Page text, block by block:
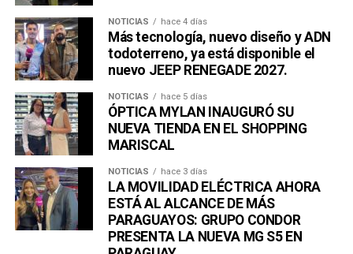
NOTICIAS hace 4 días
Más tecnología, nuevo diseño y ADN
todoterreno, ya está disponible el
nuevo JEEP RENEGADE 2027.
NOTICIAS hace 5 días
ÓPTICA MYLAN INAUGURÓ SU
NUEVA TIENDA EN EL SHOPPING
MARISCAL
NOTICIAS hace 3 días
LA MOVILIDAD ELÉCTRICA AHORA
ESTÁ AL ALCANCE DE MÁS
PARAGUAYOS: GRUPO CONDOR
PRESENTA LA NUEVA MG S5 EN